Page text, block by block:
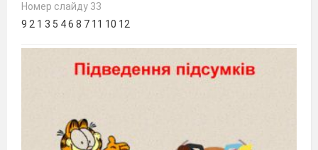
Номер слайду 33
9 2 1 3 5 4 6 8 7 11 10 12